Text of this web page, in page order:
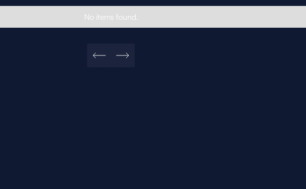
No items found.